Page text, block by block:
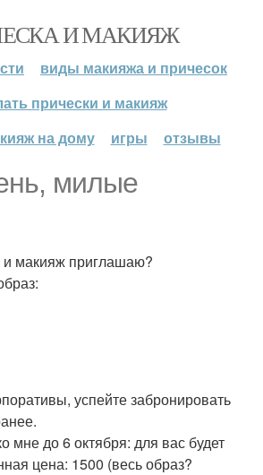
И МАКИЯЖ
виды макияжа и причесок
прически и макияж
на дому
игры отзывы
милые
и макияж приглашаю?
успейте забронировать
мне до 6 октября: для вас будет
цена: 1500 (весь образ?